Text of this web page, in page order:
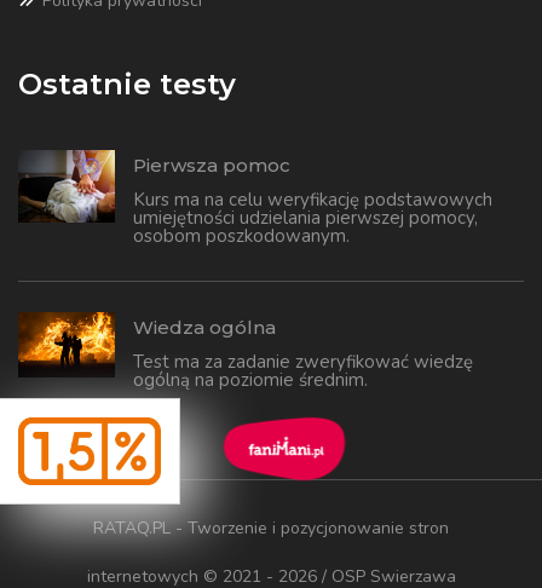
Ostatnie testy
Pierwsza pomoc
Kurs ma na celu weryfikację podstawowych
umiejętności udzielania pierwszej pomocy,
osobom poszkodowanym.
Wiedza ogólna
Test ma za zadanie zweryfikować wiedzę
ogólną na poziomie średnim.
RATAQ.PL - Tworzenie i pozycjonowanie stron
internetowych © 2021 - 2026 / OSP Swierzawa